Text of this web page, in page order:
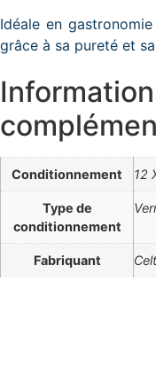
Idéale en
grâce à sa pureté et
Conditionnement 12
Type de
conditionnement
Fabriquant